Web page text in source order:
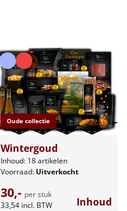
Oude collectie
Wintergoud
Inhoud: 18 artikelen
Voorraad: Uitverkocht
30,- per stuk
33,54 incl. BTW Inhoud